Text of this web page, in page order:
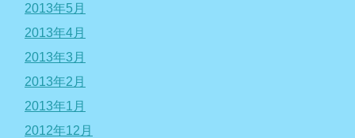
2013年5月
2013年4月
2013年3月
2013年2月
2013年1月
2012年12月